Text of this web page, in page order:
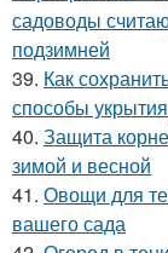
садоводы
подзимней
39. Как
способы
40. Защита
зимой и весной
41. Овощи для
вашего сада